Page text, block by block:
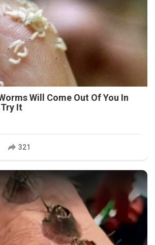
Will Come Out Of You In
It
321